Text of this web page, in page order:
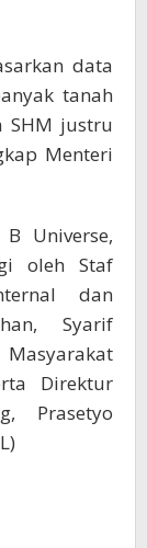
data
tanah
SHM justru
Menteri
Universe,
oleh Staf
dan
Syarif
Direktur
Prasetyo